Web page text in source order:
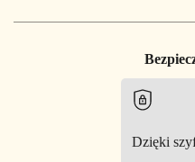
Dzięki